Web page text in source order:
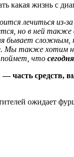
какая жизнь с
лечиться из-
но в ней
бывает
Мы также хотим
поймет, что
— часть
ожидает